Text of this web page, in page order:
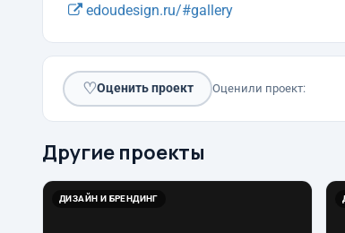
edoudesign.ru/#gallery
♡Оценить проект Оценили проект:
Другие проекты
ДИЗАЙН И БРЕНДИНГ